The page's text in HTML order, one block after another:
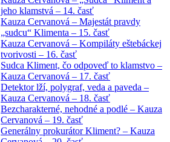
jeho klamstvá – 14. časť
Kauza Cervanová – Majestát pravdy
„sudcu“ Klimenta – 15. časť
Kauza Cervanová – Kompiláty eštebáckej
tvorivosti – 16. časť
Sudca Kliment, čo odpoveď to klamstvo –
Kauza Cervanová – 17. časť
Detektor lží, polygraf, veda a paveda –
Kauza Cervanová – 18. časť
Bezcharakterné, nehodné a podlé – Kauza
Cervanová – 19. časť
Generálny prokurátor Kliment? – Kauza